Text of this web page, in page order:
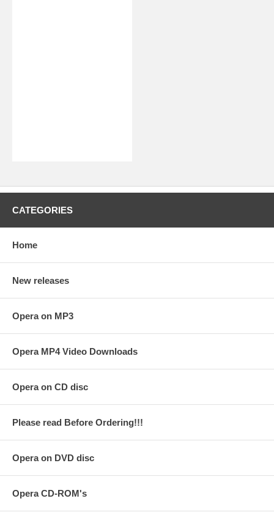
CATEGORIES
Home
New releases
Opera on MP3
Opera MP4 Video Downloads
Opera on CD disc
Please read Before Ordering!!!
Opera on DVD disc
Opera CD-ROM's